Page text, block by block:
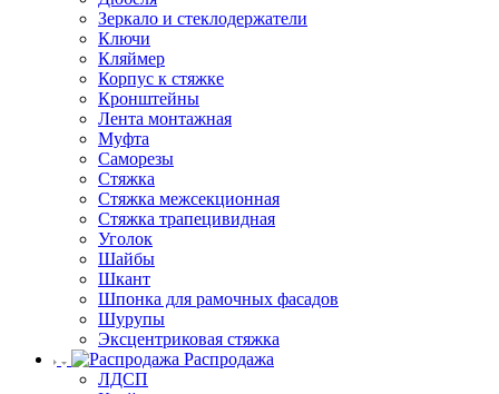
Зеркало и стеклодержатели
Ключи
Кляймер
Корпус к стяжке
Кронштейны
Лента монтажная
Муфта
Саморезы
Стяжка
Стяжка межсекционная
Стяжка трапецивидная
Уголок
Шайбы
Шкант
Шпонка для рамочных фасадов
Шурупы
Эксцентриковая стяжка
Распродажа
ЛДСП